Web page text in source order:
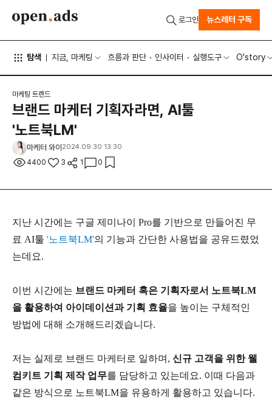
탐색 지금, 마케팅 흐름과 판단 인사이터 실행도구 O'story
로그인 뉴스레터 구독
마케팅 트렌드
브랜드 마케터 기획자라면, AI툴
'노트북LM'
마케터 와이 2024.09.30 13:30
4400 3 1 0
지난 시간에는 구글 제미나이 Pro를 기반으로 만들어진 무
료 AI툴 '노트북LM'의 기능과 간단한 사용법을 공유드렸었
는데요.
이번 시간에는 브랜드 마케터 혹은 기획자로서 노트북LM
을 활용하여 아이데이션과 기획 효율을 높이는 구체적인
방법에 대해 소개해드리겠습니다.
저는 실제로 브랜드 마케터로 일하며, 신규 고객을 위한 웰
컴키트 기획 제작 업무를 담당하고 있는데요. 이때 다음과
같은 방식으로 노트북LM을 유용하게 활용하고 있습니다.